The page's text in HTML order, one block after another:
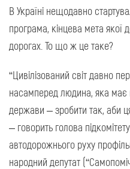
В Україні нещодавно
програма, кінцева мета якої
дорогах. То що ж це таке?
“Цивілізований світ давно
насамперед людина, яка має
держави – зробити так, аби
– говорить голова
автодорожнього руху
народний депутат